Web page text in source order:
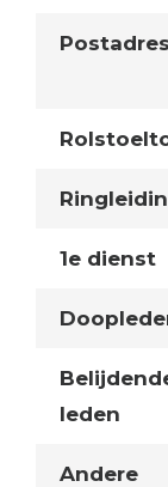
Postadres
1e dienst
leden
Andere